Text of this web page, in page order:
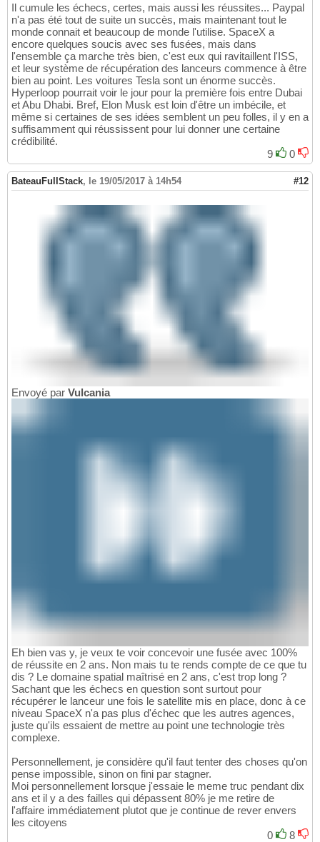
Il cumule les échecs, certes, mais aussi les réussites... Paypal
n'a pas été tout de suite un succès, mais maintenant tout le
monde connait et beaucoup de monde l'utilise. SpaceX a
encore quelques soucis avec ses fusées, mais dans
l'ensemble ça marche très bien, c'est eux qui ravitaillent l'ISS,
et leur système de récupération des lanceurs commence à être
bien au point. Les voitures Tesla sont un énorme succès.
Hyperloop pourrait voir le jour pour la première fois entre Dubai
et Abu Dhabi. Bref, Elon Musk est loin d'être un imbécile, et
même si certaines de ses idées semblent un peu folles, il y en a
suffisamment qui réussissent pour lui donner une certaine
crédibilité.
9
0
BateauFullStack, le 19/05/2017 à 14h54 #12
Envoyé par Vulcania
Eh bien vas y, je veux te voir concevoir une fusée avec 100%
de réussite en 2 ans. Non mais tu te rends compte de ce que tu
dis ? Le domaine spatial maîtrisé en 2 ans, c'est trop long ?
Sachant que les échecs en question sont surtout pour
récupérer le lanceur une fois le satellite mis en place, donc à ce
niveau SpaceX n'a pas plus d'échec que les autres agences,
juste qu'ils essaient de mettre au point une technologie très
complexe.
Personnellement, je considère qu'il faut tenter des choses qu'on
pense impossible, sinon on fini par stagner.
Moi personnellement lorsque j'essaie le meme truc pendant dix
ans et il y a des failles qui dépassent 80% je me retire de
l'affaire immédiatement plutot que je continue de rever envers
les citoyens
0
8